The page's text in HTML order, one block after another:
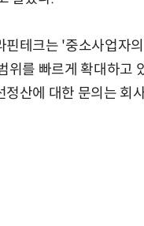
핀테크는 '중소사업자
위를 빠르게 확대하고
정산에 대한 문의는 회